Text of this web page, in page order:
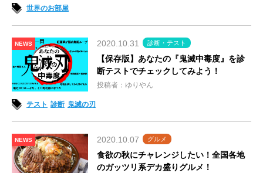
世界のお部屋
NEWS 2020.10.31 診断・テスト
【保存版】あなたの『鬼滅中毒度』を診
断テストでチェックしてみよう！
投稿者：ゆりやん
テスト 診断 鬼滅の刃
NEWS 2020.10.07 グルメ
食欲の秋にチャレンジしたい！全国各地
のガッツリ系デカ盛りグルメ！